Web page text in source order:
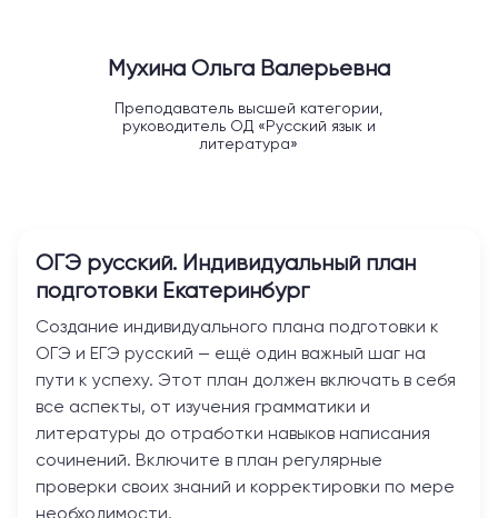
Мухина Ольга Валерьевна
Преподаватель высшей категории,
руководитель ОД «Русский язык и
литература»
ОГЭ русский. Индивидуальный план
подготовки Екатеринбург
Создание индивидуального плана подготовки к
ОГЭ и ЕГЭ русский — ещё один важный шаг на
пути к успеху. Этот план должен включать в себя
все аспекты, от изучения грамматики и
литературы до отработки навыков написания
сочинений. Включите в план регулярные
проверки своих знаний и корректировки по мере
необходимости.